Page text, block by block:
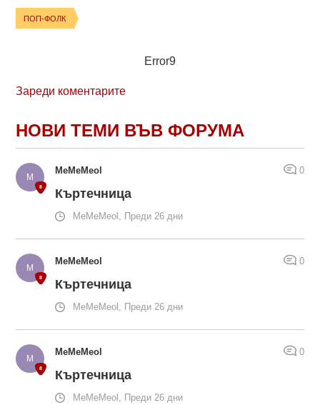
ПОП-ФОЛК
Error9
Зареди коментарите
НОВИ ТЕМИ ВЪВ ФОРУМА
MeMeMeol 0
Къртечница
MeMeMeol, Преди 26 дни
MeMeMeol 0
Къртечница
MeMeMeol, Преди 26 дни
MeMeMeol 0
Къртечница
MeMeMeol, Преди 26 дни